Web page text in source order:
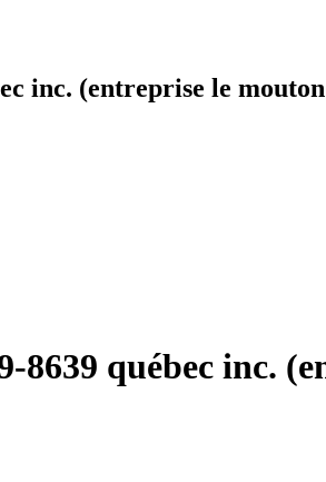
inc. (entreprise le
8639 québec inc.